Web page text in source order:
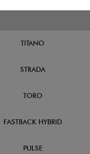
TITANO
STRADA
TORO
FASTBACK HYBRID
PULSE